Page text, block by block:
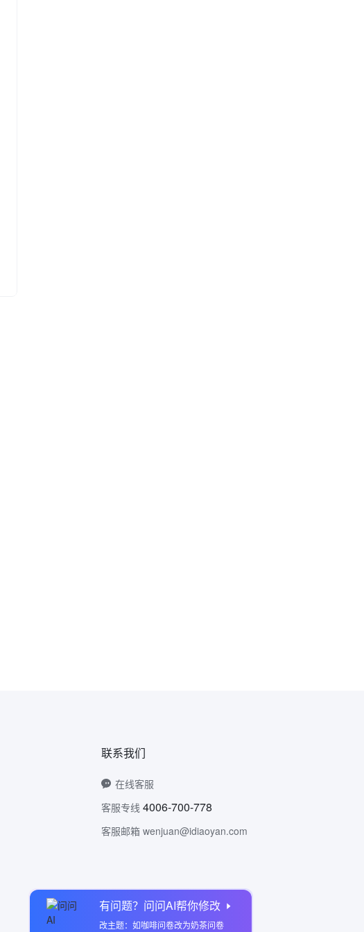
有问题？问问AI帮你修改
改主题：如咖啡问卷改为奶茶问卷
联系我们
在线客服
客服专线 4006-700-778
客服邮箱 wenjuan@idiaoyan.com
问卷网公众号